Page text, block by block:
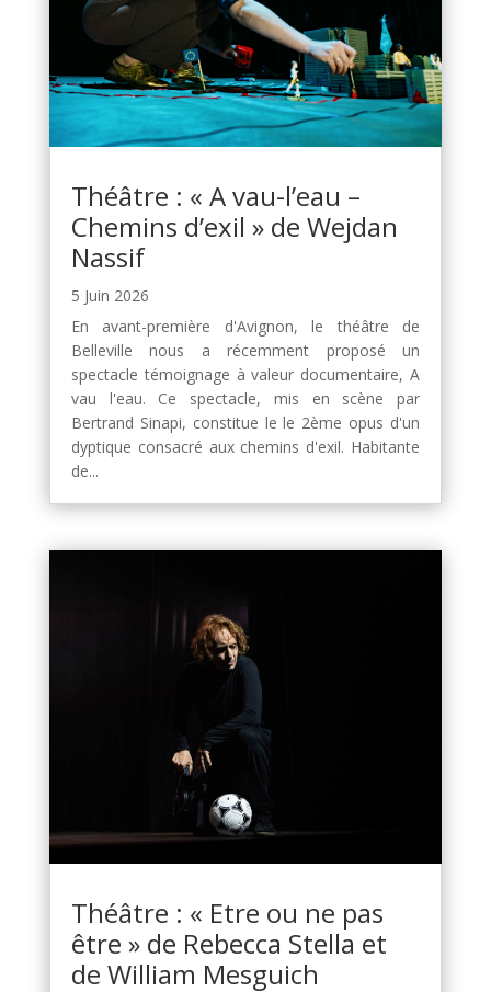
Théâtre : « A vau-l’eau –
Chemins d’exil » de Wejdan
Nassif
5 Juin 2026
En avant-première d'Avignon, le théâtre de
Belleville nous a récemment proposé un
spectacle témoignage à valeur documentaire, A
vau l'eau. Ce spectacle, mis en scène par
Bertrand Sinapi, constitue le le 2ème opus d'un
dyptique consacré aux chemins d'exil. Habitante
de...
Théâtre : « Etre ou ne pas
être » de Rebecca Stella et
de William Mesguich